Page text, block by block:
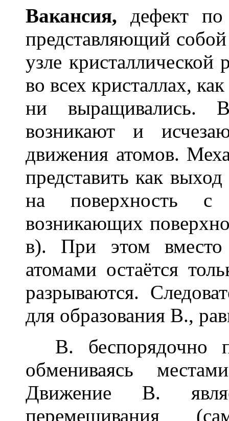
Вакансия, дефект
представляющий
узле кристаллической
во всех кристаллах,
ни выращивались.
возникают и
движения атомов.
представить как
на поверхность с
возникающих
в). При этом вместо
атомами остаётся
разрываются.
для образования В.,
В. беспорядочно
обмениваясь
Движение В.
перемешивания